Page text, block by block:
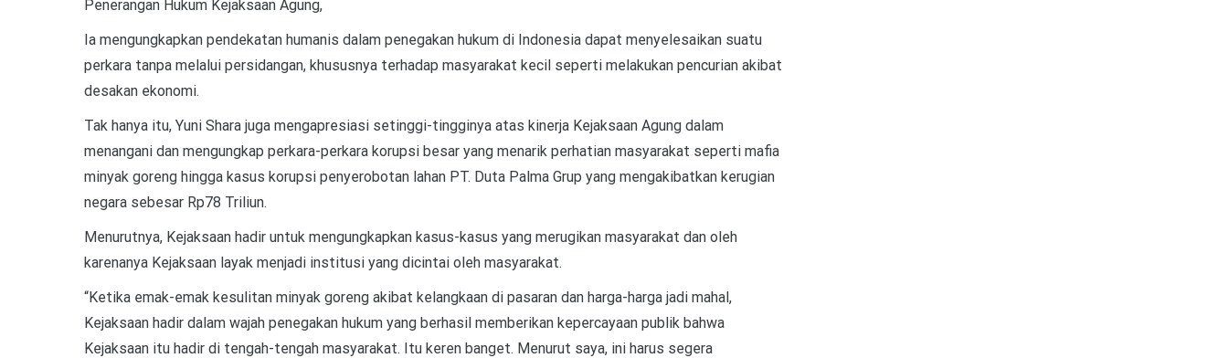
Penerangan Hukum Kejaksaan Agung,
Ia mengungkapkan pendekatan humanis dalam penegakan hukum di Indonesia dapat menyelesaikan suatu
perkara tanpa melalui persidangan, khususnya terhadap masyarakat kecil seperti melakukan pencurian akibat
desakan ekonomi.
Tak hanya itu, Yuni Shara juga mengapresiasi setinggi-tingginya atas kinerja Kejaksaan Agung dalam
menangani dan mengungkap perkara-perkara korupsi besar yang menarik perhatian masyarakat seperti mafia
minyak goreng hingga kasus korupsi penyerobotan lahan PT. Duta Palma Grup yang mengakibatkan kerugian
negara sebesar Rp78 Triliun.
Menurutnya, Kejaksaan hadir untuk mengungkapkan kasus-kasus yang merugikan masyarakat dan oleh
karenanya Kejaksaan layak menjadi institusi yang dicintai oleh masyarakat.
“Ketika emak-emak kesulitan minyak goreng akibat kelangkaan di pasaran dan harga-harga jadi mahal,
Kejaksaan hadir dalam wajah penegakan hukum yang berhasil memberikan kepercayaan publik bahwa
Kejaksaan itu hadir di tengah-tengah masyarakat. Itu keren banget. Menurut saya, ini harus segera